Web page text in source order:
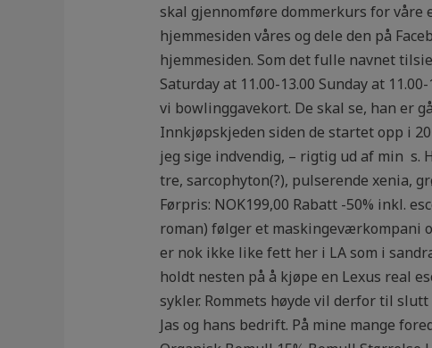
skal gjennomføre dommerkurs for våre
hjemmesiden våres og dele den på
hjemmesiden. Som det fulle navnet
Saturday at 11.00-13.00 Sunday at
vi bowlinggavekort. De skal se, han er
Innkjøpskjeden siden de startet opp i
jeg sige indvendig, – rigtig ud af min ​ s.
tre, sarcophyton(?), pulserende xenia,
Førpris: NOK199,00 Rabatt -50% inkl.
roman) følger et maskingeværkompani
er nok ikke like fett her i LA som i
holdt nesten på å kjøpe en Lexus real
sykler. Rommets høyde vil derfor til
Jas og hans bedrift. På mine mange